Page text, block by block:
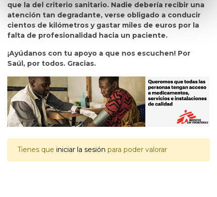
que la del criterio sanitario. Nadie debería recibir una
atención tan degradante, verse obligado a conducir
cientos de kilómetros y gastar miles de euros por la
falta de profesionalidad hacia un paciente.
¡Ayúdanos con tu apoyo a que nos escuchen! Por
Saúl, por todos. Gracias.
Tienes que iniciar la sesión para poder valorar